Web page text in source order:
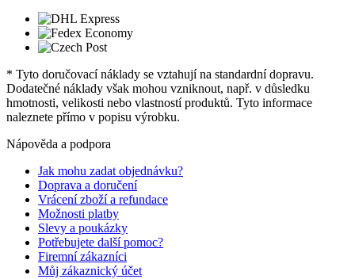
* Tyto doručovací náklady se vztahují na standardní dopravu.
Dodatečné náklady však mohou vzniknout, např. v důsledku
hmotnosti, velikosti nebo vlastností produktů. Tyto informace
naleznete přímo v popisu výrobku.
Nápověda a podpora
Jak mohu zadat objednávku?
Doprava a doručení
Vrácení zboží a refundace
Možnosti platby
Slevy a poukázky
Potřebujete další pomoc?
Firemní zákazníci
Můj zákaznický účet